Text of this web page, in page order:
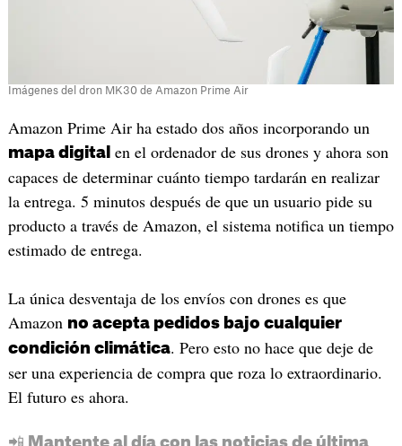
Imágenes del dron MK30 de Amazon Prime Air
Amazon Prime Air ha estado dos años incorporando un
mapa digital en el ordenador de sus drones y ahora son
capaces de determinar cuánto tiempo tardarán en realizar
la entrega. 5 minutos después de que un usuario pide su
producto a través de Amazon, el sistema notifica un tiempo
estimado de entrega.
La única desventaja de los envíos con drones es que
Amazon no acepta pedidos bajo cualquier
condición climática. Pero esto no hace que deje de
ser una experiencia de compra que roza lo extraordinario.
El futuro es ahora.
📲 Mantente al día con las noticias de última